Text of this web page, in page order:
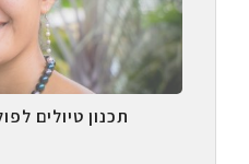
תכנון טיולים